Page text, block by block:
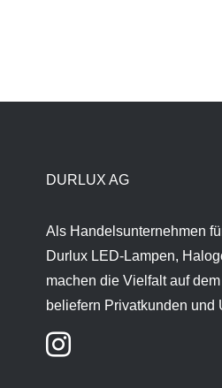
DURLUX AG
Als Handelsunternehmen
Durlux LED-Lampen,
machen die Vielfalt auf
beliefern Privatkunden und